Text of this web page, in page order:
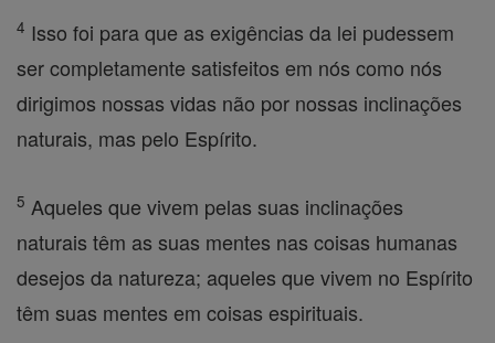
4 Isso foi para que as exigências da lei pudessem
ser completamente satisfeitos em nós como nós
dirigimos nossas vidas não por nossas inclinações
naturais, mas pelo Espírito.
5 Aqueles que vivem pelas suas inclinações
naturais têm as suas mentes nas coisas humanas
desejos da natureza; aqueles que vivem no Espírito
têm suas mentes em coisas espirituais.